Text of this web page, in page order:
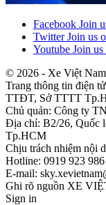
Facebook Join
Twitter Join us
Youtube Join us
© 2026 - Xe Việt Nam
Trang thông tin điện
TTĐT, Sở TTTT
Chủ quản: Công ty
Địa chỉ: B2/26, Quốc
Tp.HCM
Chịu trách nhiệm nội
Hotline: 0919 923 986
E-mail:
Ghi rõ nguồn XE
Sign in